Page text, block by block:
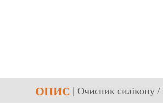
ОПИС | Очисник силікону